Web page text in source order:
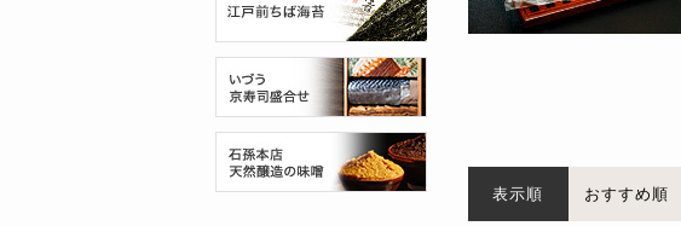
表示順 おすすめ順